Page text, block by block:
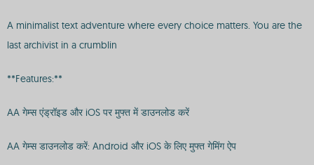
A minimalist text adventure where every choice matters. You are the
last archivist in a crumblin
**Features:**
AA गेम्स एंड्रॉइड और iOS पर मुफ्त में डाउनलोड करें
AA गेम्स डाउनलोड करें: Android और iOS के लिए मुफ्त गेमिंग ऐप